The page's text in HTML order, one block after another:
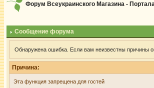
Форум Всеукраинского Магазина -
Сообщение форума
Обнаружена ошибка. Если вам неизвестны причины
Причина:
Эта функция запрещена для гостей